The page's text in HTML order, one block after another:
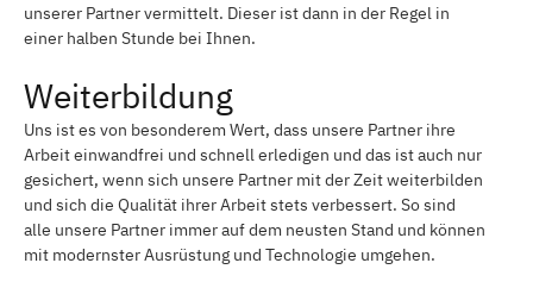
unserer Partner vermittelt. Dieser ist dann in der Regel in
einer halben Stunde bei Ihnen.
Weiterbildung
Uns ist es von besonderem Wert, dass unsere Partner ihre
Arbeit einwandfrei und schnell erledigen und das ist auch nur
gesichert, wenn sich unsere Partner mit der Zeit weiterbilden
und sich die Qualität ihrer Arbeit stets verbessert. So sind
alle unsere Partner immer auf dem neusten Stand und können
mit modernster Ausrüstung und Technologie umgehen.